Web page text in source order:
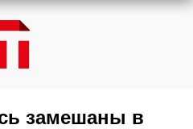
замешаны в